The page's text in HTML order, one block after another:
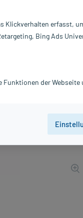
Klickverhalten erfasst,
Bing Ads
Funktionen der